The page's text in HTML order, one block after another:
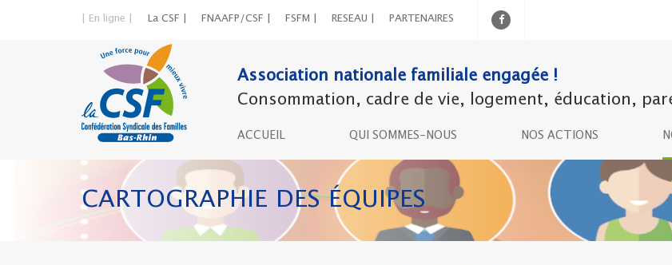
| En ligne | La CSF | FNAAFP/CSF | FSFM | RESEAU | PARTENAIRES
Association nationale familiale engagée !
Consommation, cadre de vie, logement, éducation,
ACCUEIL QUI SOMMES-NOUS NOS ACTIONS
CARTOGRAPHIE DES ÉQUIPES